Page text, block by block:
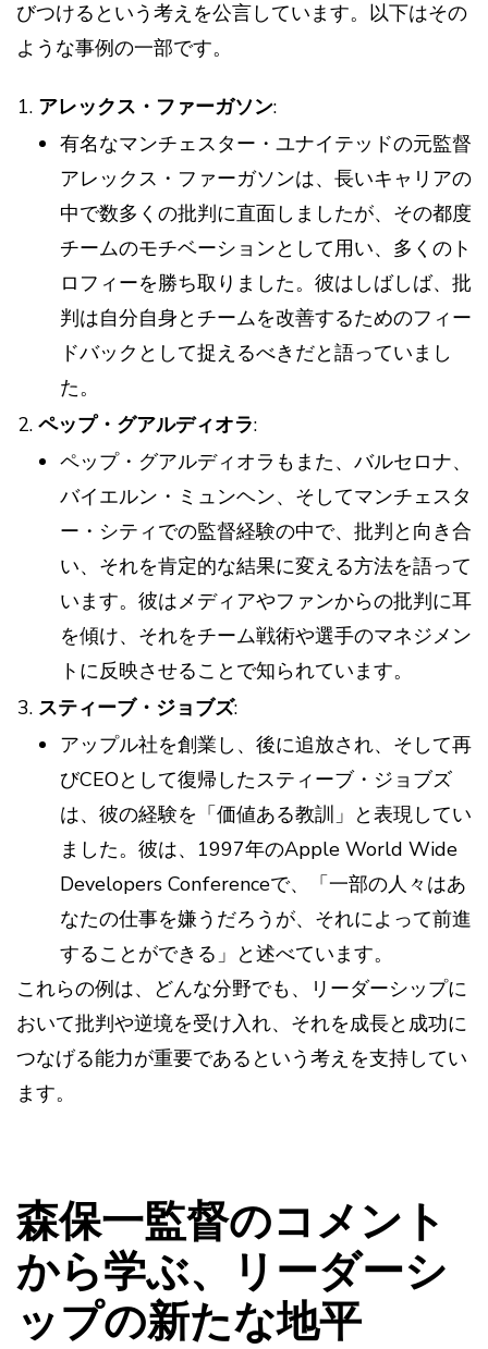
びつけるという考えを公言しています。以下はその
ような事例の一部です。
アレックス・ファーガソン:
有名なマンチェスター・ユナイテッドの元監督
アレックス・ファーガソンは、長いキャリアの
中で数多くの批判に直面しましたが、その都度
チームのモチベーションとして用い、多くのト
ロフィーを勝ち取りました。彼はしばしば、批
判は自分自身とチームを改善するためのフィー
ドバックとして捉えるべきだと語っていまし
た。
ペップ・グアルディオラ:
ペップ・グアルディオラもまた、バルセロナ、
バイエルン・ミュンヘン、そしてマンチェスタ
ー・シティでの監督経験の中で、批判と向き合
い、それを肯定的な結果に変える方法を語って
います。彼はメディアやファンからの批判に耳
を傾け、それをチーム戦術や選手のマネジメン
トに反映させることで知られています。
スティーブ・ジョブズ:
アップル社を創業し、後に追放され、そして再
びCEOとして復帰したスティーブ・ジョブズ
は、彼の経験を「価値ある教訓」と表現してい
ました。彼は、1997年のApple World Wide
Developers Conferenceで、「一部の人々はあ
なたの仕事を嫌うだろうが、それによって前進
することができる」と述べています。
これらの例は、どんな分野でも、リーダーシップに
おいて批判や逆境を受け入れ、それを成長と成功に
つなげる能力が重要であるという考えを支持してい
ます。
森保一監督のコメント
から学ぶ、リーダーシ
ップの新たな地平